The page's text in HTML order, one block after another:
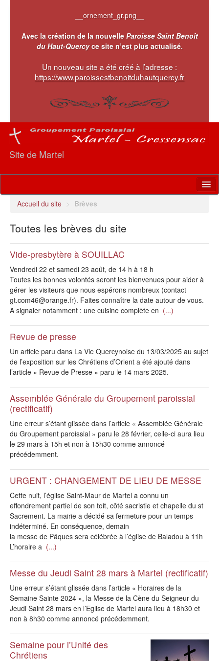
__ornement_gr.png__
Avec la création de la nouvelle Paroisse Saint Benoît
du Haut-Quercyce site n’est plus actualisé.
Un nouveau site a été créé à l’adresse :
https://www.paroissestbenoitduhautquercy.fr
Site de Martel
Accueil
Actualités
Horaires des Messes
Sacrements
Liens utiles
Accueil du site > Brèves
Toutes les brèves du site
Vide-presbytère à SOUILLAC
Vendredi 22 et samedi 23 août, de 14 h à 18 h
Toutes les bonnes volontés seront les bienvenues pour aider à
gérer les visiteurs que nous espérons nombreux (contact
gt.com46@orange.fr). Faites connaître la date autour de vous.
A signaler notamment : une cuisine complète en (...)
Revue de presse
Un article paru dans La Vie Quercynoise du 13/03/2025 au sujet
de l’exposition sur les Chrétiens d’Orient a été ajouté dans
l’article « Revue de Presse » paru le 14 mars 2025.
Assemblée Générale du Groupement paroissial
(rectificatif)
Une erreur s’étant glissée dans l’article « Assemblée Générale
du Groupement paroissial » paru le 28 février, celle-ci aura lieu
le 29 mars à 15h et non à 15h30 comme annoncé
précédemment.
URGENT : CHANGEMENT DE LIEU DE MESSE
Cette nuit, l’église Saint-Maur de Martel a connu un
effondrement partiel de son toit, côté sacristie et chapelle du st
Sacrement. La mairie a décidé sa fermeture pour un temps
indéterminé. En conséquence, demain
la messe de Pâques sera célébrée à l’église de Baladou à 11h
L’horaire a (...)
Messe du Jeudi Saint 28 mars à Martel (rectificatif)
Une erreur s’étant glissée dans l’article « Horaires de la
Semaine Sainte 2024 », la Messe de la Cène du Seigneur du
Jeudi Saint 28 mars en l’Eglise de Martel aura lieu à 18h30 et
non à 8h30 comme annoncé précédemment.
Semaine pour l’Unité des
Chrétiens